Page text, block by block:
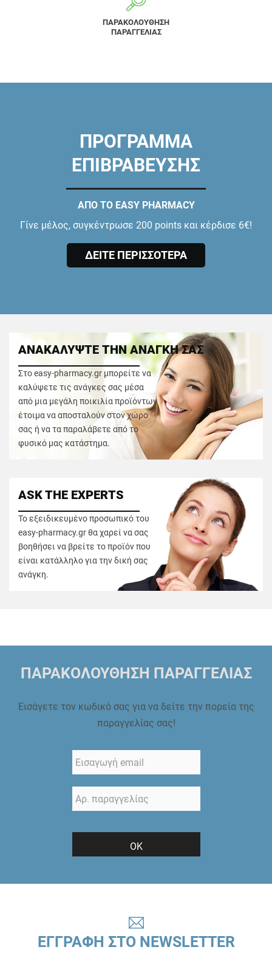
ΠΑΡΑΚΟΛΟΥΘΗΣΗ
ΠΑΡΑΓΓΕΛΙΑΣ
ΠΡΟΓΡΑΜΜΑ
ΕΠΙΒΡΑΒΕΥΣΗΣ
ΑΠΟ ΤΟ EASY PHARMACY
Γίνε μέλος, συγκέντρωσε 200 points και κέρδισε 6€!
ΔΕΙΤΕ ΠΕΡΙΣΣΟΤΕΡΑ
ΑΝΑΚΑΛΥΨΤΕ ΤΗΝ ΑΝΑΓΚΗ ΣΑΣ
Στο easy-pharmacy.gr μπορείτε να
καλύψετε τις ανάγκες σας μέσα
από μια μεγάλη ποικιλία προϊόντων
έτοιμα να αποσταλούν στον χώρο
σας ή να τα παραλάβετε από το
φυσικό μας κατάστημα.
ASK THE EXPERTS
Το εξειδικευμένο προσωπικό του
easy-pharmacy.gr θα χαρεί να σας
βοηθήσει να βρείτε το προϊόν που
είναι κατάλληλο για την δική σας
ανάγκη.
ΠΑΡΑΚΟΛΟΥΘΗΣΗ ΠΑΡΑΓΓΕΛΙΑΣ
Εισάγετε τον κωδικό σας για να δείτε την πορεία της
παραγγελίας σας!
ΟΚ
ΕΓΓΡΑΦΗ ΣΤΟ NEWSLETTER